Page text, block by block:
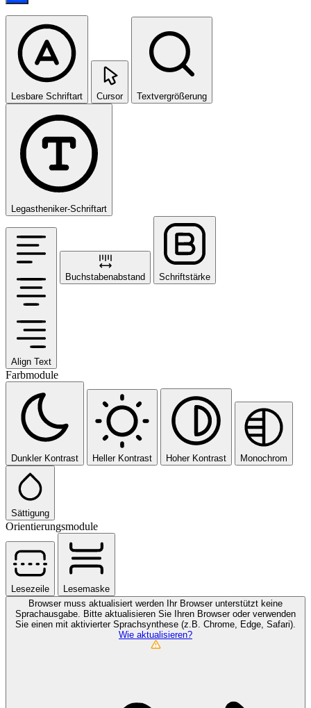
Lesbare Schriftart Cursor Textvergrößerung
Legastheniker-Schriftart
Align Text
Buchstabenabstand Schriftstärke
Farbmodule
Dunkler Kontrast Heller Kontrast Hoher Kontrast Monochrom
Sättigung
Orientierungsmodule
Lesezeile
Lesemaske
Browser muss aktualisiert werden
Ihr Browser unterstützt keine
Sprachausgabe. Bitte aktualisieren Sie Ihren Browser oder verwenden
Sie einen mit aktivierter Sprachsynthese (z.B. Chrome, Edge, Safari).
Wie aktualisieren?